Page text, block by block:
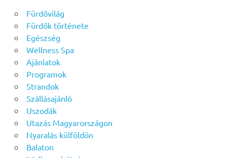
Fürdővilág
Fürdők története
Egészség
Wellness Spa
Ajánlatok
Programok
Strandok
Szállásajánló
Uszodák
Utazás Magyarországon
Nyaralás külföldön
Balaton